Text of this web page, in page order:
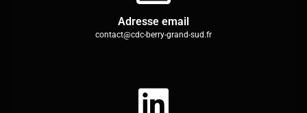
Adresse email
contact@cdc-berry-grand-sud.fr